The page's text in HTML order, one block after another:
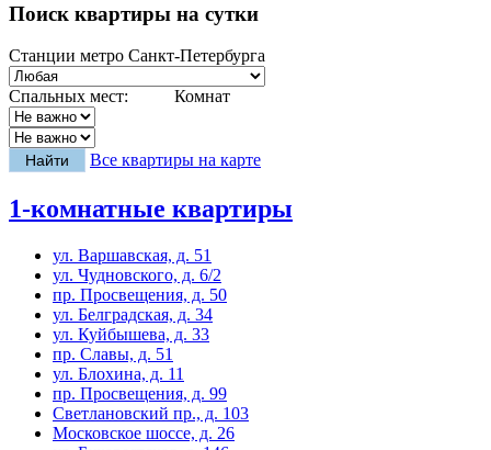
Поиск квартиры на сутки
Станции метро Санкт-Петербурга
Спальных мест: Комнат
Все квартиры на карте
1-комнатные квартиры
ул. Варшавская, д. 51
ул. Чудновского, д. 6/2
пр. Просвещения, д. 50
ул. Белградская, д. 34
ул. Куйбышева, д. 33
пр. Славы, д. 51
ул. Блохина, д. 11
пр. Просвещения, д. 99
Светлановский пр., д. 103
Московское шоссе, д. 26